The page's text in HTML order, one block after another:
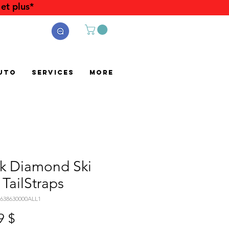
plus*
Services More
Diamond Ski
$